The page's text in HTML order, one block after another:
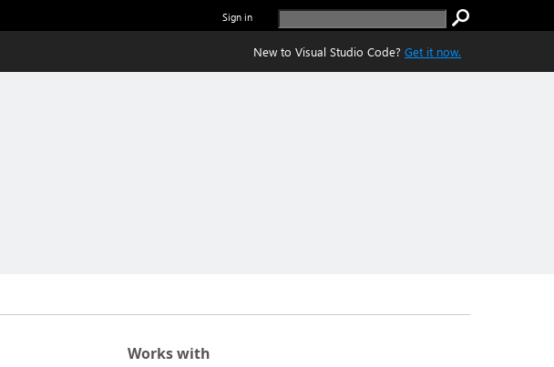
Sign in
New to Visual Studio Code? Get it now.
Works with